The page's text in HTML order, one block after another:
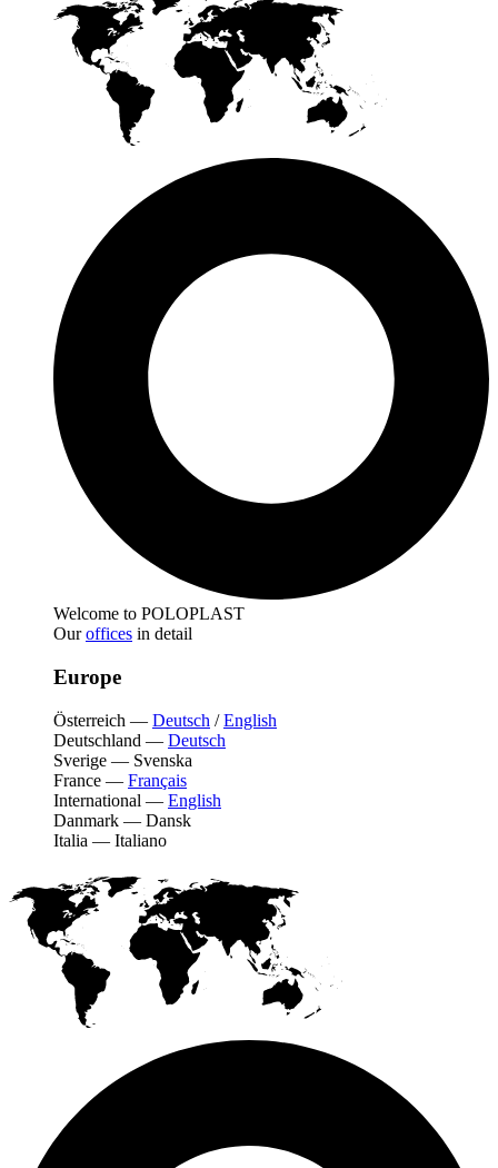
Welcome to POLOPLAST
Ouroffices in detail
Europe
Österreich — Deutsch /English
Deutschland — Deutsch
Sverige — Svenska
France — Français
International — English
Danmark — Dansk
Italia — Italiano